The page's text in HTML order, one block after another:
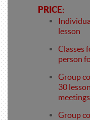
PRICE:
lesson
Classes
person
Group
30
Group